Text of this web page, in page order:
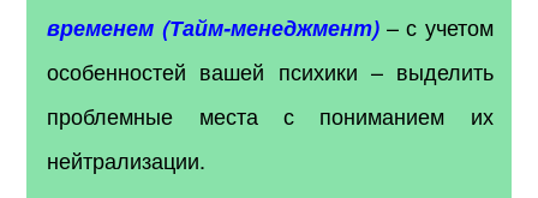
временем (Тайм-менеджмент)– с учетом
особенностей вашей психики – выделить
проблемные места с пониманием их
нейтрализации.